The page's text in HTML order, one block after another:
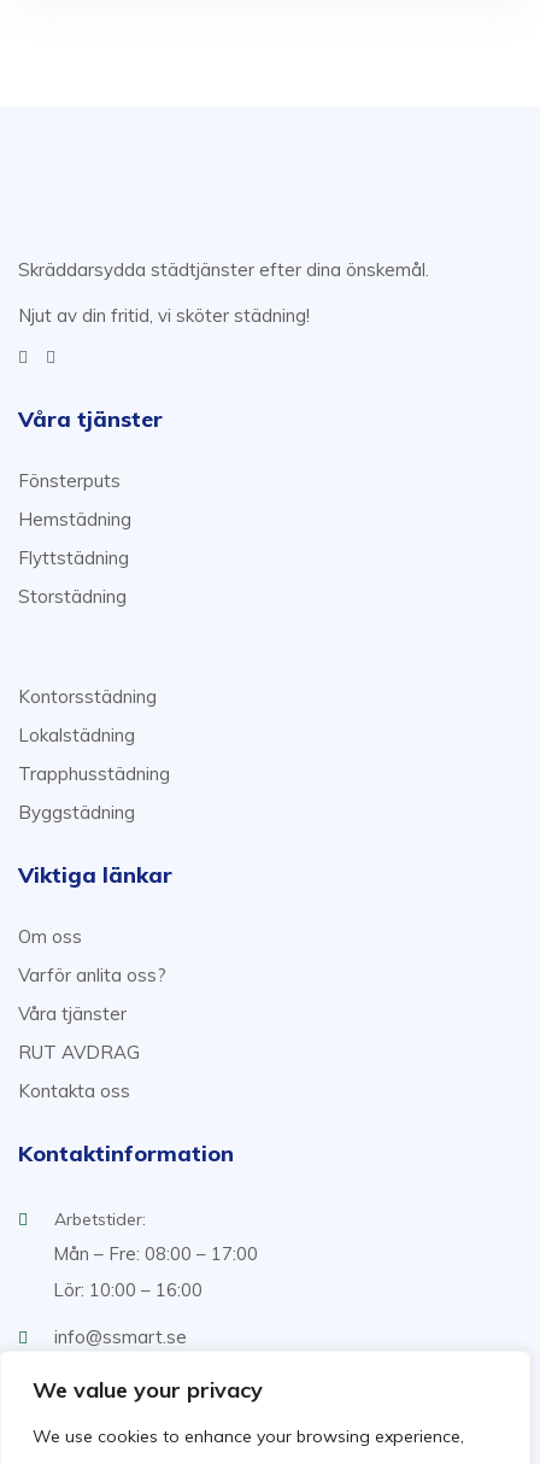
We value your privacy
We use cookies to enhance your browsing experience,
Skräddarsydda städtjänster efter dina önskemål.
Njut av din fritid, vi sköter städning!
Våra tjänster
Fönsterputs
Hemstädning
Flyttstädning
Storstädning
Kontorsstädning
Lokalstädning
Trapphusstädning
Byggstädning
Viktiga länkar
Om oss
Varför anlita oss?
Våra tjänster
RUT AVDRAG
Kontakta oss
Kontaktinformation
Arbetstider:
Mån – Fre: 08:00 – 17:00
Lör: 10:00 – 16:00
info@ssmart.se
+46707322222